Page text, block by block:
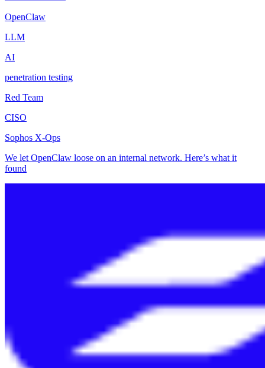
OpenClaw
LLM
AI
penetration testing
Red Team
CISO
Sophos X-Ops
We let OpenClaw loose on an internal network. Here’s what it
found